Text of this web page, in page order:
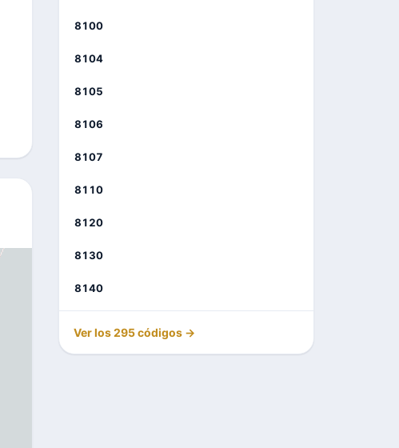
8100
8104
8105
8106
8107
8110
8120
8130
8140
Ver los 295 códigos →